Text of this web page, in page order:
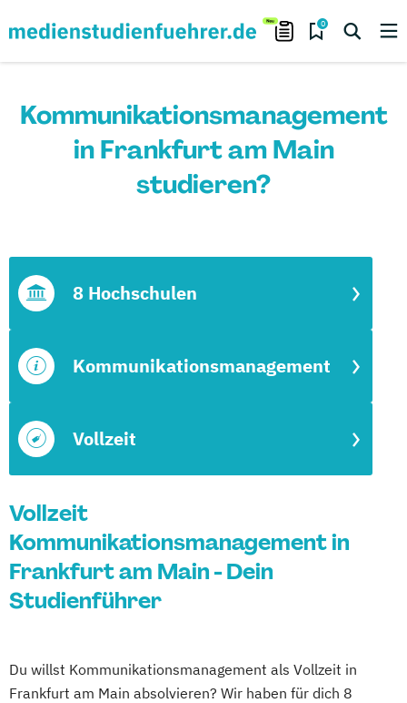
0
Kommunikationsmanagement
in Frankfurt am Main
studieren?
Vollzeit
Kommunikationsmanagement
8 Hochschulen
Vollzeit
Kommunikationsmanagement in
Frankfurt am Main - Dein
Studienführer
Du willst Kommunikationsmanagement als Vollzeit in
Frankfurt am Main absolvieren? Wir haben für dich 8